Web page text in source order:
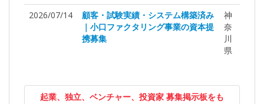
2026/07/14
顧客・試験実績・システム構築済み
｜小口ファクタリング事業の資本提
携募集
神
奈
川
県
起業、独立、ベンチャー、投資家 募集掲示板をも